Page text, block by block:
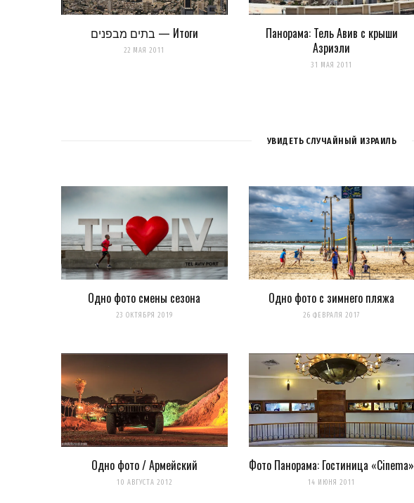
בתים מבפנים — Итоги
22 МАЯ 2011
Панорама: Тель Авив с крыши
Азриэли
31 МАЯ 2011
УВИДЕТЬ СЛУЧАЙНЫЙ ИЗРАИЛЬ
Одно фото смены сезона
23 ОКТЯБРЯ 2019
Одно фото с зимнего пляжа
26 ФЕВРАЛЯ 2017
Одно фото / Армейский
10 АВГУСТА 2012
Фото Панорама: Гостиница «Cinema»
14 ИЮНЯ 2011